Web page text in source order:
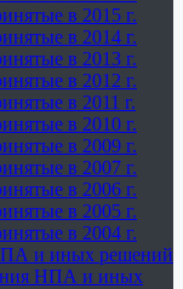
в 2015 г.
в 2014 г.
в 2013 г.
в 2012 г.
в 2011 г.
в 2010 г.
в 2009 г.
в 2007 г.
в 2006 г.
в 2005 г.
в 2004 г.
и иных решений
НПА и иных